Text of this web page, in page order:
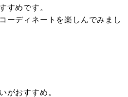
すめです。
ーディネートを楽しんでみまし
がおすすめ。